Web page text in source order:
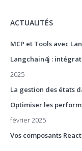
ACTUALITÉS
MCP et Tools avec
Langchain4j :
2025
La gestion des états
Optimiser les
février 2025
Vos composants